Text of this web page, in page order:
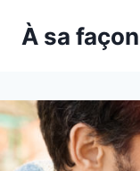
À sa façon